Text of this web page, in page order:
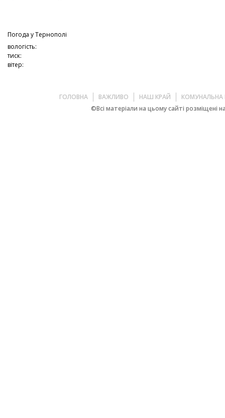
Погода уТернополі
вологість:
тиск:
вітер:
ГОЛОВНА ВАЖЛИВО НАШ КРАЙ
КОМУНАЛЬНА
©Всі матеріали на цьому сайті розміщені